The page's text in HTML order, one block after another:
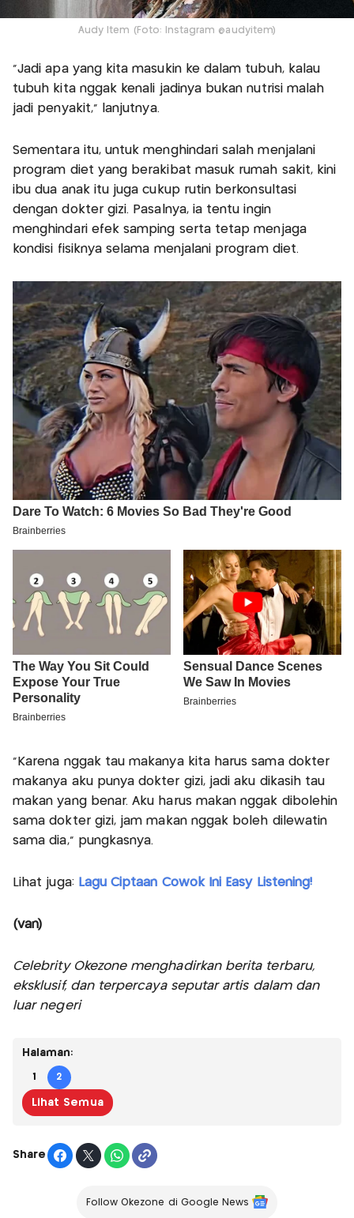
Audy Item (Foto: Instagram @audyitem)
"Jadi apa yang kita masukin ke dalam tubuh, kalau
tubuh kita nggak kenali jadinya bukan nutrisi malah
jadi penyakit," lanjutnya.
Sementara itu, untuk menghindari salah menjalani
program diet yang berakibat masuk rumah sakit, kini
ibu dua anak itu juga cukup rutin berkonsultasi
dengan dokter gizi. Pasalnya, ia tentu ingin
menghindari efek samping serta tetap menjaga
kondisi fisiknya selama menjalani program diet.
"Karena nggak tau makanya kita harus sama dokter
makanya aku punya dokter gizi, jadi aku dikasih tau
makan yang benar. Aku harus makan nggak dibolehin
sama dokter gizi, jam makan nggak boleh dilewatin
sama dia," pungkasnya.
Lihat juga: Lagu Ciptaan Cowok Ini Easy Listening!
(van)
Celebrity Okezone menghadirkan berita terbaru,
eksklusif, dan terpercaya seputar artis dalam dan
luar negeri
Halaman:
1 2
Lihat Semua
Share
Follow Okezone di Google News